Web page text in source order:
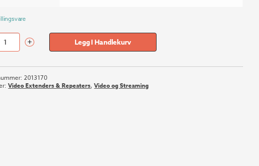
+ Legg I Handlekurv
2013170
Video Extenders & Repeaters,Video og Streaming